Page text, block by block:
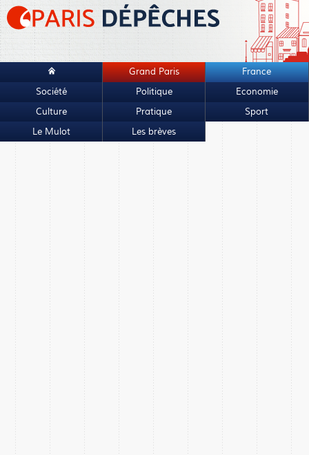
Grand Paris
France
Société
Politique
Economie
Culture
Pratique
Sport
Le Mulot
Les brèves